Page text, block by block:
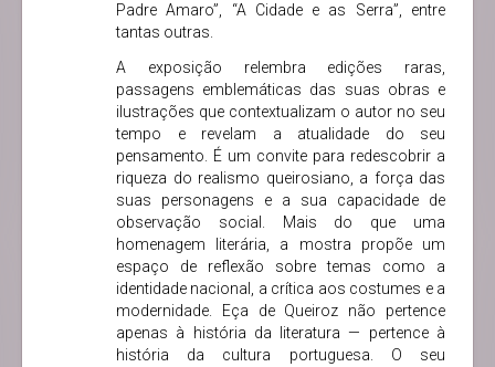
Padre Amaro”, “A Cidade e as Serra”, entre
tantas outras.
A exposição relembra edições raras,
passagens emblemáticas das suas obras e
ilustrações que contextualizam o autor no seu
tempo e revelam a atualidade do seu
pensamento. É um convite para redescobrir a
riqueza do realismo queirosiano, a força das
suas personagens e a sua capacidade de
observação social. Mais do que uma
homenagem literária, a mostra propõe um
espaço de reflexão sobre temas como a
identidade nacional, a crítica aos costumes e a
modernidade. Eça de Queiroz não pertence
apenas à história da literatura — pertence à
história da cultura portuguesa. O seu